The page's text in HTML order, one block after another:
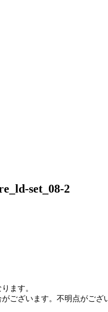
set_08-2
ます。
ございます。不明点がござ